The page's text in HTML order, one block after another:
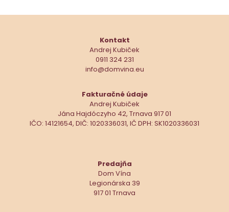
Kontakt
Andrej Kubiček
0911 324 231
info@domvina.eu
Fakturačné údaje
Andrej Kubiček
Jána Hajdóczyho 42, Trnava 917 01
IČO: 14121654, DIČ: 1020336031, IČ DPH: SK1020336031
Predajňa
Dom Vína
Legionárska 39
917 01 Trnava